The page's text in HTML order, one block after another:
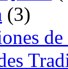
(3)